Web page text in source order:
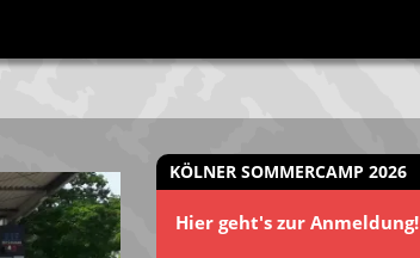
KÖLNER SOMMERCAMP 2026
Hier geht's zur Anmeldung!